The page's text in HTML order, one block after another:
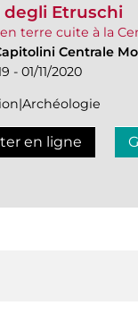
degli Etruschi
en terre cuite à la
Centrale
- 01/11/2020
en ligne